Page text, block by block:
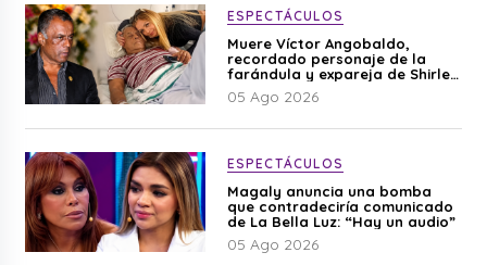
ESPECTÁCULOS
Muere Víctor Angobaldo,
recordado personaje de la
farándula y expareja de Shirley
Cherres
05 Ago 2026
ESPECTÁCULOS
Magaly anuncia una bomba
que contradeciría comunicado
de La Bella Luz: “Hay un audio”
05 Ago 2026